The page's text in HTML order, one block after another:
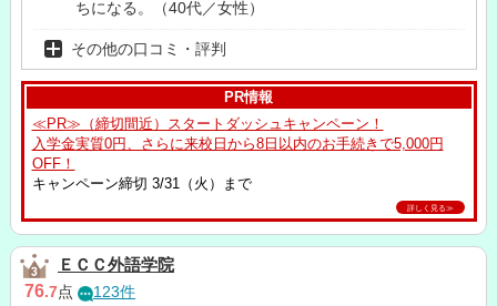
ちになる。（40代／女性）
その他の口コミ・評判
PR情報
≪PR≫（締切間近）スタートダッシュキャンペーン！
入学金実質0円、さらに来校日から8日以内のお手続きで5,000円
OFF！
キャンペーン締切 3/31（火）まで
詳しく見る≫
ＥＣＣ外語学院
76.7点 123件